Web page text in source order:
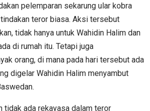
pelemparan sekarung ular kobra
teror biasa. Aksi tersebut
tidak hanya untuk Wahidin Halim dan
di rumah itu. Tetapi juga
orang, di mana pada hari tersebut ada
digelar Wahidin Halim menyambut
tidak ada rekayasa dalam teror